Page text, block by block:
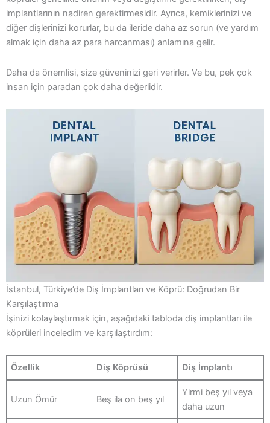
implantlarının nadiren gerektirmesidir. Ayrıca, kemiklerinizi ve
diğer dişlerinizi korurlar, bu da ileride daha az sorun (ve yardım
almak için daha az para harcanması) anlamına gelir.
Daha da önemlisi, size güveninizi geri verirler. Ve bu, pek çok
insan için paradan çok daha değerlidir.
İstanbul, Türkiye’de Diş İmplantları ve Köprü: Doğrudan Bir
Karşılaştırma
İşinizi kolaylaştırmak için, aşağıdaki tabloda diş implantları ile
köprüleri inceledim ve karşılaştırdım:
Özellik Diş Köprüsü Diş İmplantı
Uzun Ömür Beş ila on beş yıl
Yirmi beş yıl veya
daha uzun